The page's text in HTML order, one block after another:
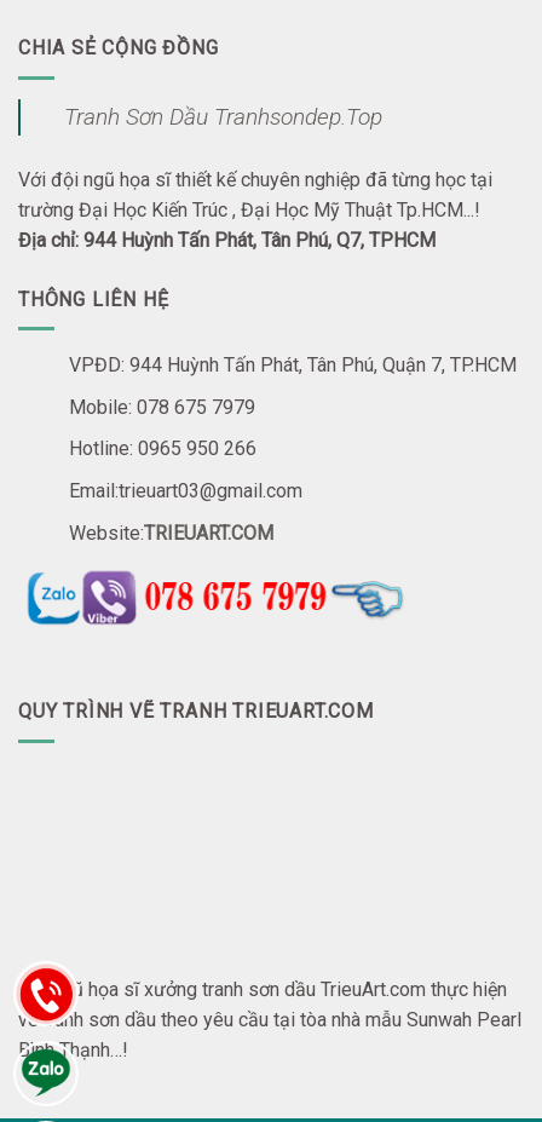
CHIA SẺ CỘNG ĐỒNG
Tranh Sơn Dầu Tranhsondep.Top
Với đội ngũ họa sĩ thiết kế chuyên nghiệp đã từng học tại
trường Đại Học Kiến Trúc , Đại Học Mỹ Thuật Tp.HCM...!
Địa chỉ: 944 Huỳnh Tấn Phát, Tân Phú, Q7, TPHCM
THÔNG LIÊN HỆ
VPĐD: 944 Huỳnh Tấn Phát, Tân Phú, Quận 7, TP.HCM
Mobile: 078 675 7979
Hotline: 0965 950 266
Email:trieuart03@gmail.com
Website:TRIEUART.COM
QUY TRÌNH VẼ TRANH TRIEUART.COM
Đội ngũ họa sĩ xưởng tranh sơn dầu TrieuArt.com thực hiện
vẽ tranh sơn dầu theo yêu cầu tại tòa nhà mẫu Sunwah Pearl
Bình Thạnh…!